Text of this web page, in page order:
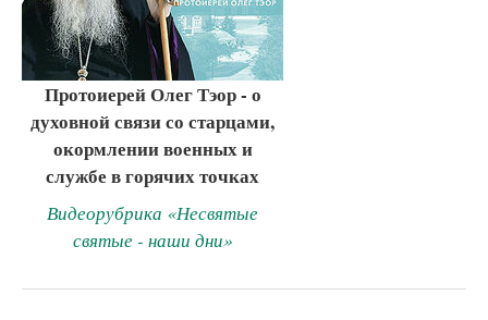
Протоиерей Олег Тэор - о
духовной связи со старцами,
окормлении военных и
службе в горячих точках
Видеорубрика «Несвятые
святые - наши дни»